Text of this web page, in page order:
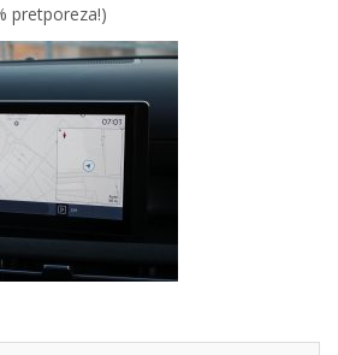
pretporeza!)